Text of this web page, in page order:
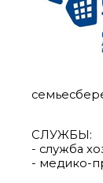
СЛУЖБЫ:
- служба
- медико-